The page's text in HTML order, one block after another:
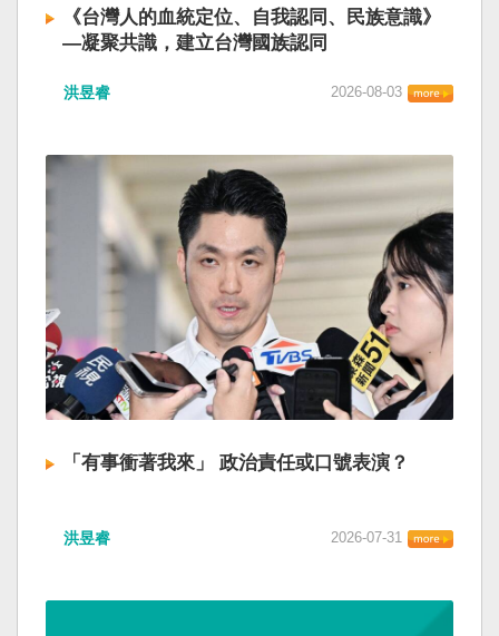
《台灣人的血統定位、自我認同、民族意識》
—凝聚共識，建立台灣國族認同
洪昱睿 2026-08-03
「有事衝著我來」 政治責任或口號表演？
洪昱睿 2026-07-31